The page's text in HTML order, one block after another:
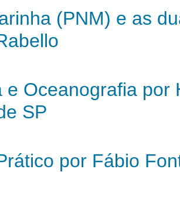
(PNM) e as
Oceanografia por
SP
por Fábio